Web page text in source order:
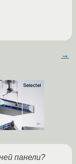
→
панели?